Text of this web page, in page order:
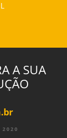
A SUA
2020